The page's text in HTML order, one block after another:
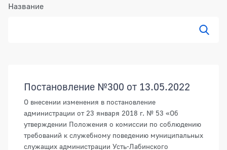
Название
Постановление №300 от 13.05.2022
О внесении изменения в постановление
администрации от 23 января 2018 г. № 53 «Об
утверждении Положения о комиссии по соблюдению
требований к служебному поведению муниципальных
служащих администрации Усть-Лабинского